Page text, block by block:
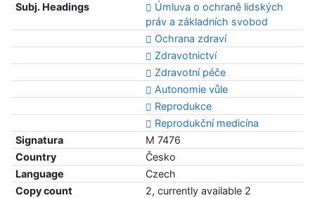
Subj. Headings
Úmluva o ochraně lidských
práv a základních svobod
Ochrana zdraví
Zdravotnictví
Zdravotní péče
Autonomie vůle
Reprodukce
Reprodukční medicína
Signatura
M 7476
Country
Česko
Language
Czech
Copy count
2, currently available 2